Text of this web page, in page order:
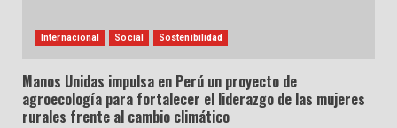
Internacional Social Sostenibilidad
Manos Unidas impulsa en Perú un proyecto de
agroecología para fortalecer el liderazgo de las mujeres
rurales frente al cambio climático